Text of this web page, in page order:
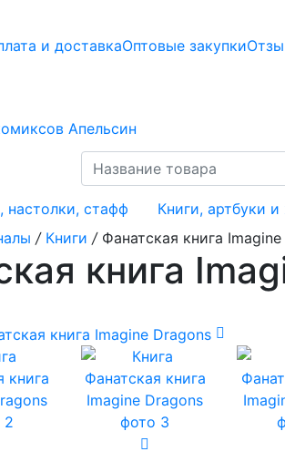
и доставкаОптовые закупки
настолки, стафф Книги, артбуки
/ Книги / Фанатская книга
книга